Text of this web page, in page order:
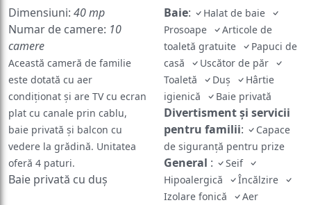
Dimensiuni: 40 mp
Numar de camere: 10
camere
Această cameră de familie
este dotată cu aer
condiționat și are TV cu ecran
plat cu canale prin cablu,
baie privată și balcon cu
vedere la grădină. Unitatea
oferă 4 paturi.
Baie privată cu duș
Baie:
Halat de baie
Prosoape
Articole de
toaletă gratuite
Papuci de
casă
Uscător de păr
Toaletă
Duş
Hârtie
igienică
Baie privată
Divertisment și servicii
pentru familii:
Capace
de siguranță pentru prize
General :
Seif
Hipoalergică
Încălzire
Izolare fonică
Aer